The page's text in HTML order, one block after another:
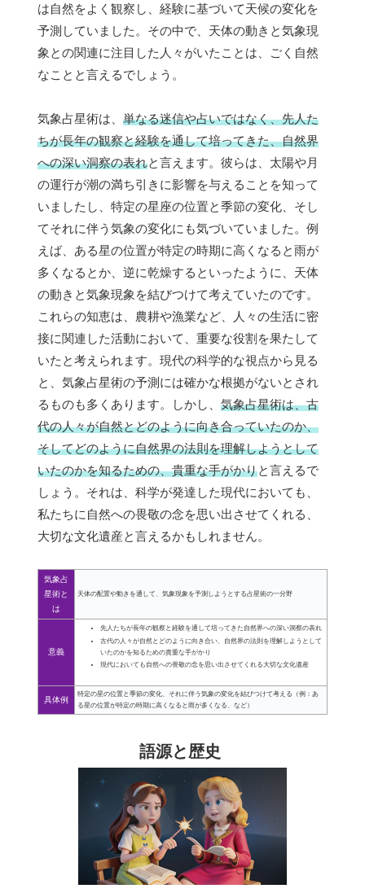
は自然をよく観察し、経験に基づいて天候の変化を
予測していました。その中で、天体の動きと気象現
象との関連に注目した人々がいたことは、ごく自然
なことと言えるでしょう。
気象占星術は、 単なる迷信や占いではなく、先人た
ちが長年の観察と経験を通して培ってきた、自然界
への深い洞察の表れと言えます。彼らは、太陽や月
の運行が潮の満ち引きに影響を与えることを知って
いましたし、特定の星座の位置と季節の変化、そし
てそれに伴う気象の変化にも気づいていました。例
えば、ある星の位置が特定の時期に高くなると雨が
多くなるとか、逆に乾燥するといったように、天体
の動きと気象現象を結びつけて考えていたのです。
これらの知恵は、農耕や漁業など、人々の生活に密
接に関連した活動において、重要な役割を果たして
いたと考えられます。現代の科学的な視点から見る
と、気象占星術の予測には確かな根拠がないとされ
るものも多くあります。しかし、 気象占星術は、古
代の人々が自然とどのように向き合っていたのか、
そしてどのように自然界の法則を理解しようとして
いたのかを知るための、貴重な手がかりと言えるで
しょう。それは、科学が発達した現代においても、
私たちに自然への畏敬の念を思い出させてくれる、
大切な文化遺産と言えるかもしれません。
気象占
星術と
は
天体の配置や動きを通して、気象現象を予測しようとする占星術の一分野
意義
先人たちが長年の観察と経験を通して培ってきた自然界への深い洞察の表れ
古代の人々が自然とどのように向き合い、自然界の法則を理解しようとして
いたのかを知るための貴重な手がかり
現代においても自然への畏敬の念を思い出させてくれる大切な文化遺産
具体例
特定の星の位置と季節の変化、それに伴う気象の変化を結びつけて考える（例：あ
る星の位置が特定の時期に高くなると雨が多くなる、など）
語源と歴史